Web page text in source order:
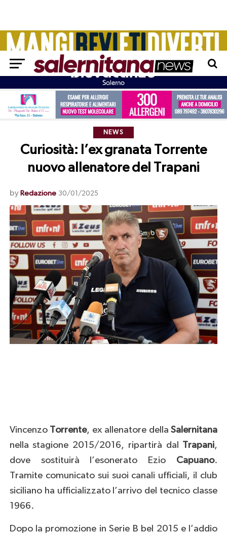
NEWS
Curiosità: l’ex granata Torrente
nuovo allenatore del Trapani
by Redazione 30/01/2025
Vincenzo Torrente, ex allenatore dellaSalernitana
nella stagione 2015/2016, ripartirà dal Trapani,
dove sostituirà l’esonerato Ezio Capuano.
Tramite comunicato sui suoi canali ufficiali, il club
siciliano ha ufficializzato l’arrivo del tecnico classe
1966.
Dopo la promozione in Serie B bel 2015 e l’addio